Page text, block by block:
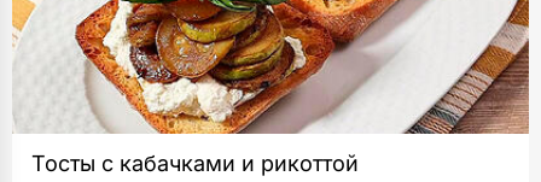
Тосты с кабачками и рикоттой